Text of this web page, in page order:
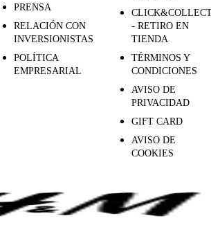
PRENSA
RELACIÓN CON
INVERSIONISTAS
POLÍTICA
EMPRESARIAL
- RETIRO EN
TIENDA
TÉRMINOS Y
CONDICIONES
AVISO DE
PRIVACIDAD
GIFT CARD
AVISO DE
COOKIES